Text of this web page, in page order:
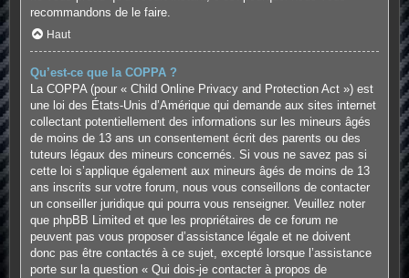
recommandons de le faire.
Haut
Qu’est-ce que la COPPA ?
La COPPA (pour « Child Online Privacy and Protection Act ») est
une loi des États-Unis d’Amérique qui demande aux sites internet
collectant potentiellement des informations sur les mineurs âgés
de moins de 13 ans un consentement écrit des parents ou des
tuteurs légaux des mineurs concernés. Si vous ne savez pas si
cette loi s’applique également aux mineurs âgés de moins de 13
ans inscrits sur votre forum, nous vous conseillons de contacter
un conseiller juridique qui pourra vous renseigner. Veuillez noter
que phpBB Limited et que les propriétaires de ce forum ne
peuvent pas vous proposer d’assistance légale et ne doivent
donc pas être contactés à ce sujet, excepté lorsque l’assistance
porte sur la question « Qui dois-je contacter à propos de